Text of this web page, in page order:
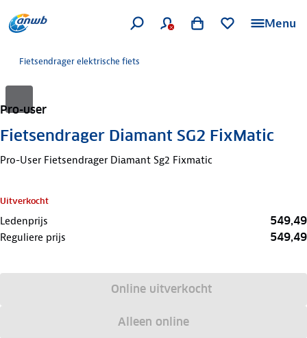
Menu
Fietsendrager elektrische fiets
Pro-user
Fietsendrager Diamant SG2 FixMatic
Pro-User Fietsendrager Diamant Sg2 Fixmatic
Uitverkocht
Ledenprijs 549,49
Reguliere prijs 549,49
Online uitverkocht
Alleen online